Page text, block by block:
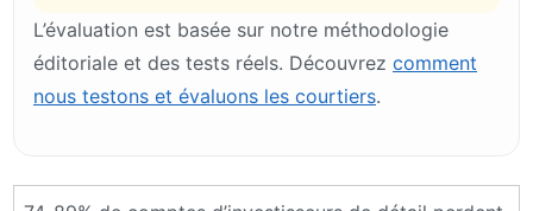
L’évaluation est basée sur notre méthodologie
éditoriale et des tests réels. Découvrez comment
nous testons et évaluons les courtiers.